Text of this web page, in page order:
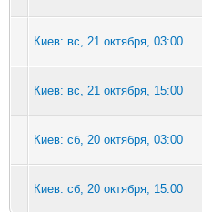
Киев: вс, 21 октября, 03:00
Киев: вс, 21 октября, 15:00
Киев: сб, 20 октября, 03:00
Киев: сб, 20 октября, 15:00